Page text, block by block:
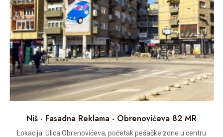
Niš - Fasadna Reklama - Obrenovićeva 82 MR
Lokacija: Ulica Obrenovićeva, početak pešačke zone u centru